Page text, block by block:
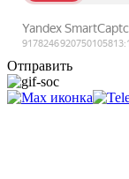
Отправить